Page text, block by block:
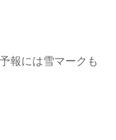
報には雪マークも